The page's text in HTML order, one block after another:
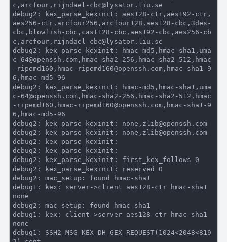
debug2:
kex_parse_kexinit: aes128-ctr,aes192-ctr,
aes256-ctr,arcfour256,arcfour128,aes128-cbc, 3des-
cbc,blowfish-cbc,cast128-cbc,aes192-cbc,aes256-cb
debug2:
kex_parse_kexinit: hmac-md5,hmac-sha1,uma
c -64@openssh.com,hmac-sha2 -256 ,hmac-sha2 -512 ,hmac
-ripemd160,hmac-ripemd160@openssh.com,hmac-sha1 -9
6 ,hmac-md5 -96
debug2:
kex_parse_kexinit: hmac-md5,hmac-sha1,uma
c -64@openssh.com,hmac-sha2 -256 ,hmac-sha2 -512 ,hmac
-ripemd160,hmac-ripemd160@openssh.com,hmac-sha1 -9
6 ,hmac-md5 -96
debug2:
debug2:
debug2:
debug2:
debug2:
kex_parse_kexinit: first_kex_follows 0
debug2:
kex_parse_kexinit: reserved 0
debug2:
debug1:
kex: server->client aes128-ctr hmac-sha1
debug2:
debug1:
kex: client->server aes128-ctr hmac-sha1
debug1:
SSH2_MSG_KEX_DH_GEX_REQUEST( 1024<2048<819